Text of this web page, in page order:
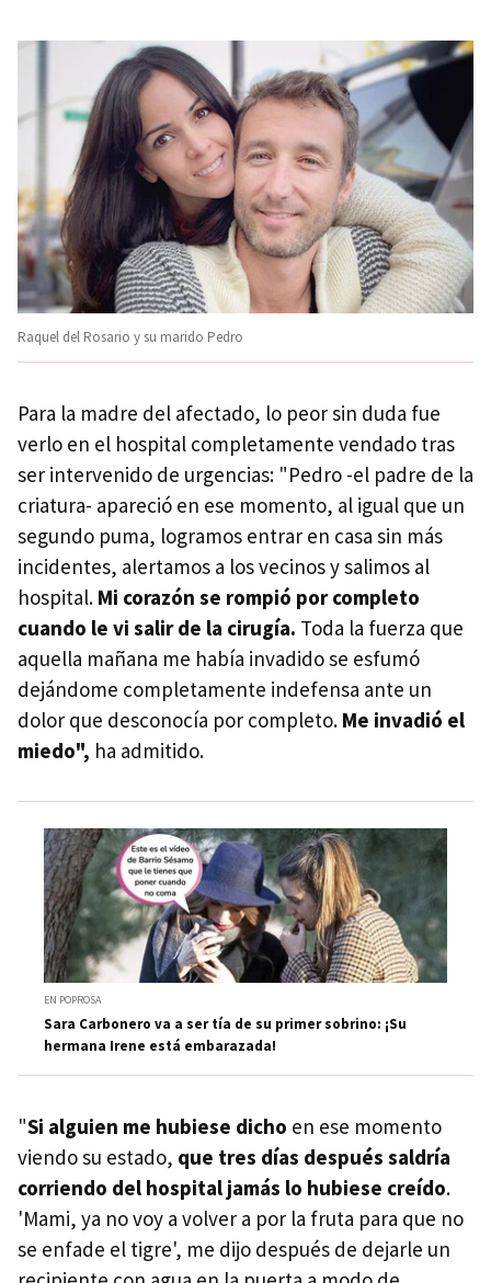
Raquel del Rosario y su marido Pedro
Para la madre del afectado, lo peor sin duda fue
verlo en el hospital completamente vendado tras
ser intervenido de urgencias: "Pedro -el padre de la
criatura- apareció en ese momento, al igual que un
segundo puma, logramos entrar en casa sin más
incidentes, alertamos a los vecinos y salimos al
hospital. Mi corazón se rompió por completo
cuando le vi salir de la cirugía. Toda la fuerza que
aquella mañana me había invadido se esfumó
dejándome completamente indefensa ante un
dolor que desconocía por completo. Me invadió el
miedo", ha admitido.
EN POPROSA
Sara Carbonero va a ser tía de su primer sobrino: ¡Su
hermana Irene está embarazada!
"Si alguien me hubiese dicho en ese momento
viendo su estado, que tres días después saldría
corriendo del hospital jamás lo hubiese creído.
'Mami, ya no voy a volver a por la fruta para que no
se enfade el tigre', me dijo después de dejarle un